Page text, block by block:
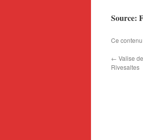
Source:
Ce
← Valise
Rivesaltes